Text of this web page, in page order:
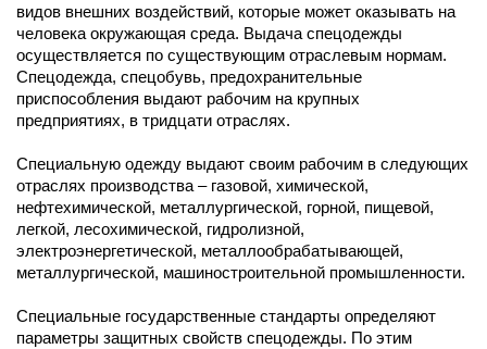
видов внешних воздействий, которые может оказывать на
человека окружающая среда. Выдача спецодежды
осуществляется по существующим отраслевым нормам.
Спецодежда, спецобувь, предохранительные
приспособления выдают рабочим на крупных
предприятиях, в тридцати отраслях.
Специальную одежду выдают своим рабочим в следующих
отраслях производства – газовой, химической,
нефтехимической, металлургической, горной, пищевой,
легкой, лесохимической, гидролизной,
электроэнергетической, металлообрабатывающей,
металлургической, машиностроительной промышленности.
Специальные государственные стандарты определяют
параметры защитных свойств спецодежды. По этим